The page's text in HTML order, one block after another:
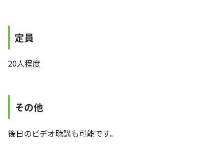
定員
20人程度
その他
後日のビデオ聴講も可能です。